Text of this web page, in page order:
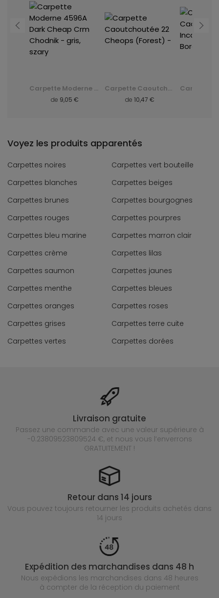
Carpette Moderne 4596A Dark Cheap Crm Chodnik - gris, szary
de 9,05 €
Carpette Caoutchoutée 22 Cheops (Forest) -
de 10,47 €
Voyez les produits apparentés
Carpettes noires
Carpettes vert bouteille
Carpettes blanches
Carpettes beiges
Carpettes brunes
Carpettes bourgognes
Carpettes rouges
Carpettes pourpres
Carpettes bleu marine
Carpettes marron clair
Carpettes crème
Carpettes lilas
Carpettes saumon
Carpettes jaunes
Carpettes menthe
Carpettes bleues
Carpettes oranges
Carpettes roses
Carpettes grises
Carpettes terre cuite
Carpettes vertes
Carpettes dorées
Livraison gratuite
Passez une commande avec une valeur supérieure à
-0.23809523809524 €, et nous vous l’enverrons
GRATUITEMENT !
Retour dans 14 jours
Vous pouvez toujours retourner les produits achetés dans
14 jours
Expédition des marchandises dans 48 h
Nous expédions les marchandises dans 48 heures
à compter de la réception du paiement